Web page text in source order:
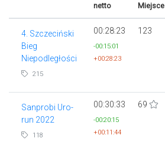
netto
Miejsce
4. Szczeciński
Bieg
Niepodległości
215
00:28:23
-00:15:01
+00:28:23
123
Sanprobi Uro-
run 2022
118
00:30:33
-00:20:15
+00:11:44
69